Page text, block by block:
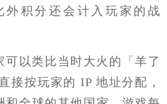
外积分还会计入玩家的战
可以类比当时大火的「羊了
接按玩家的 IP 地址分配，